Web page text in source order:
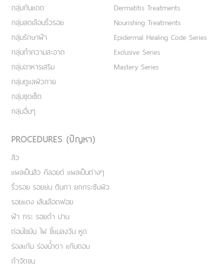
กลุ่มกันแดด
กลุ่มลดเลือนริ้วรอย
กลุ่มรักษาฝ้า
กลุ่มทำความสะอาด
กลุ่มอาหารเสริม
กลุ่มดูแลผิวกาย
กลุ่มชุดเซ็ต
กลุ่มอื่นๆ
Dermatitis Treatments
Nourishing Treatments
Epidermal Healing Code Series
Exclusive Series
Mastery Series
PROCEDURES (ปัญหา)
สิว
แผลเป็นสิว คีลอยด์ แผลเป็นต่างๆ
ริ้วรอย รอยย่น ตีนกา ยกกระชับผิว
รอยแดง เส้นเลือดฟอย
ฝ้า กระ รอยดำ ปาน
ต่อมไขมัน ไฝ ขี้แมลงวัน หูด
ร่องแก้ม ร่องน้ำตา แก้มตอบ
กำจัดขน